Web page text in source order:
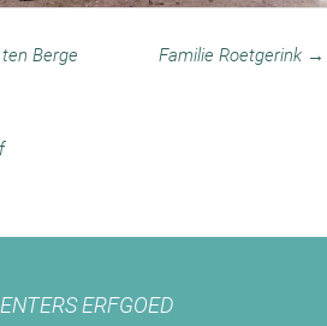
Berge Familie Roetgerink →
ERFGOED